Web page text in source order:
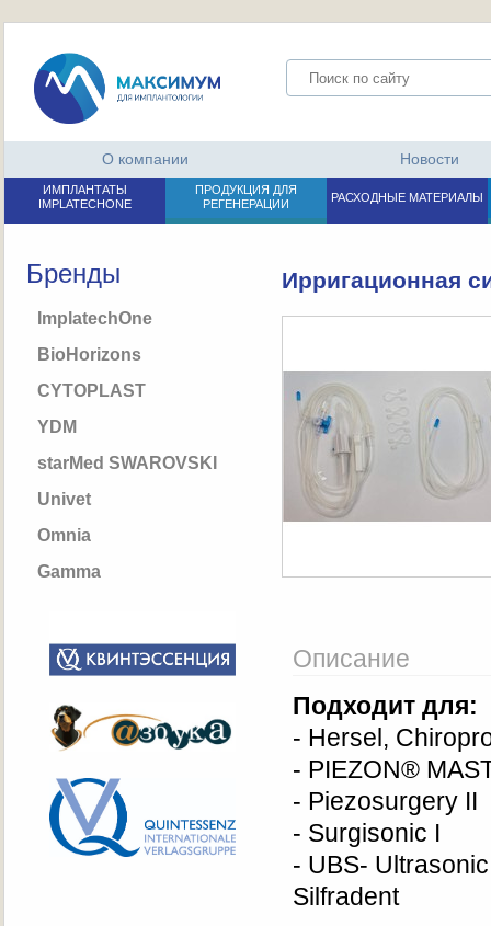
О компании Новости
ИМПЛАНТАТЫ
IMPLATECHONE
ПРОДУКЦИЯ ДЛЯ
РЕГЕНЕРАЦИИ
РАСХОДНЫЕ МАТЕРИАЛЫ
Бренды
ImplatechOne
BioHorizons
CYTOPLAST
YDM
starMed SWAROVSKI
Univet
Omnia
Gamma
Ирригационная
Описание
Подходит для:
- Hersel,
- PIEZON®
- Piezosurgery II
- Surgisonic I
- UBS-
Silfradent